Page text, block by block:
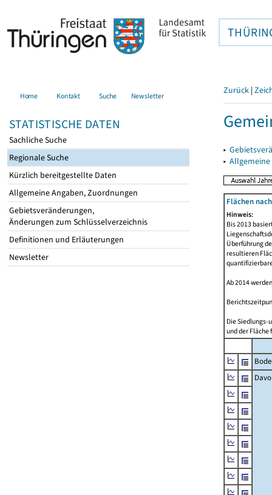
Home Kontakt Suche Newsletter
STATISTISCHE DATEN
Sachliche Suche
Regionale Suche
Kürzlich bereitgestellte Daten
Allgemeine Angaben, Zuordnungen
Gebietsveränderungen,
Änderungen zum Schlüsselverzeichnis
Definitionen und Erläuterungen
Newsletter
Zurück |
▸
▸
Flächen
Hinweis:
Bis 2013
Überführung
resultieren
Ab 2014
Die Siedlungs-
und der Fläche